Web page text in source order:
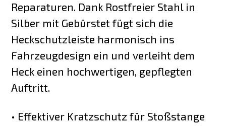
Reparaturen. Dank Rostfreier Stahl in
Silber mit Gebürstet fügt sich die
Heckschutzleiste harmonisch ins
Fahrzeugdesign ein und verleiht dem
Heck einen hochwertigen, gepflegten
Auftritt.
• Effektiver Kratzschutz für Stoßstange